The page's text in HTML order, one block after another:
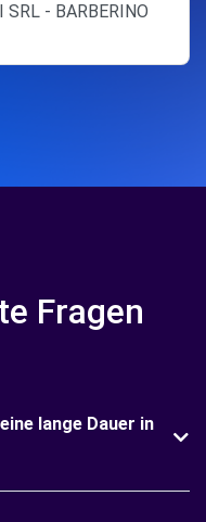
- BARBERINO
Fragen
lange Dauer in